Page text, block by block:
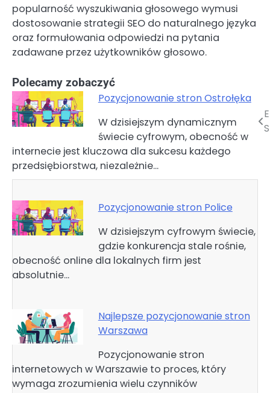
popularność wyszukiwania głosowego wymusi
dostosowanie strategii SEO do naturalnego języka
oraz formułowania odpowiedzi na pytania
zadawane przez użytkowników głosowo.
Polecamy zobaczyć
Pozycjonowanie stron Ostrołęka
W dzisiejszym dynamicznym
świecie cyfrowym, obecność w
internecie jest kluczowa dla sukcesu każdego
przedsiębiorstwa, niezależnie…
Pozycjonowanie stron Police
W dzisiejszym cyfrowym świecie,
gdzie konkurencja stale rośnie,
obecność online dla lokalnych firm jest
absolutnie…
Najlepsze pozycjonowanie stron
Warszawa
Pozycjonowanie stron
internetowych w Warszawie to proces, który
wymaga zrozumienia wielu czynników
Nawigacja